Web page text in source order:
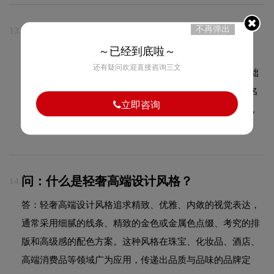
13.问：LOGO设计和VI设计有什么区别？
答：LOGO设计是品牌视觉的核心符号，而VI设计是将
LOGO延展到所有品牌接触点的完整视觉系统。VI包含基础
系统（LOGO规范、色彩规范、字体规范）和应用系统（名
片、信封、工牌、包装、广告等各类物料）。LOGO是点，
VI是面，两者相辅相成，共同构建统一的品牌视觉形象。
14. 问：什么是轻奢高端设计风格？
答：轻奢高端设计风格追求精致、优雅、内敛的视觉表达，
通常采用细腻的线条、精致的金色或金属色点缀、考究的排
版和高级感的配色方案。这种风格在珠宝、化妆品、酒店、
高端消费品等领域广为应用，传递出品质与品味的品牌定
不再弹出
～已经到底啦～
还有疑问欢迎直接咨询三文
立即咨询